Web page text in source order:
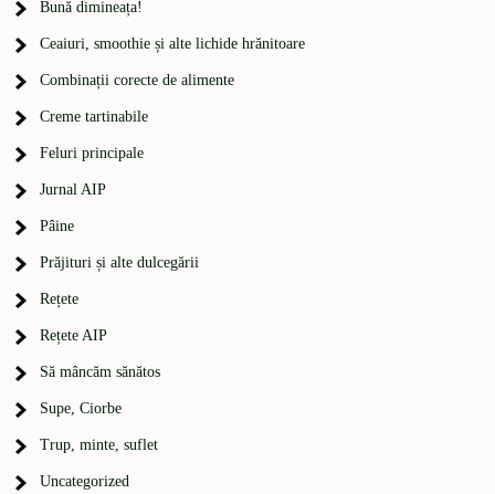
Bună dimineața!
Ceaiuri, smoothie și alte lichide hrănitoare
Combinații corecte de alimente
Creme tartinabile
Feluri principale
Jurnal AIP
Pâine
Prăjituri și alte dulcegării
Rețete
Rețete AIP
Să mâncăm sănătos
Supe, Ciorbe
Trup, minte, suflet
Uncategorized